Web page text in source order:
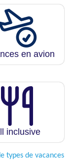
en avion
inclusive
types de vacances